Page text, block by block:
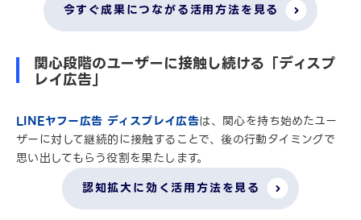
今すぐ成果につながる活用方法を見る
関心段階のユーザーに接触し続ける「ディスプ
レイ広告」
LINEヤフー広告 ディスプレイ広告は、関心を持ち始めたユー
ザーに対して継続的に接触することで、後の行動タイミングで
思い出してもらう役割を果たします。
認知拡大に効く活用方法を見る